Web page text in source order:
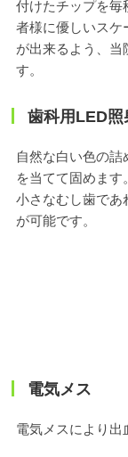
付けたチップを毎
者様に優しいスケ
が出来るよう、当
す。
歯科用LED照
自然な白い色の詰
を当てて固めます。
小さなむし歯であ
が可能です。
電気メス
電気メスにより出